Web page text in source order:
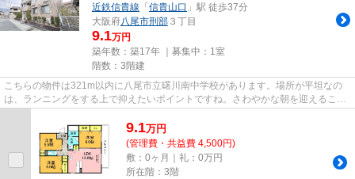
近鉄信貴線 「信貴山口 」駅 徒歩37分
大阪府八尾市刑部 ３丁目
9.1万円
築年数：築17年 ｜募集中： 1室
階数：3階建
こちらの物件は321m以内に八尾市立曙川南中学校があります。場所が平坦なの
は、ランニングをする上で抑えたいポイントですね。さわやかな朝を迎えること
のできる通風良好なアパート。...
9.1万円
(管理費・共益費 4,500円)
敷：0ヶ月｜礼：0万円
所在階：3階